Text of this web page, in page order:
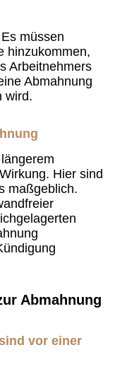
Es müssen
hinzukommen,
Arbeitnehmers
Abmahnung
wird.
Hier sind
maßgeblich.
Abmahnung
vor einer